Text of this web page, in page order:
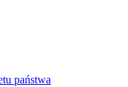
państwa